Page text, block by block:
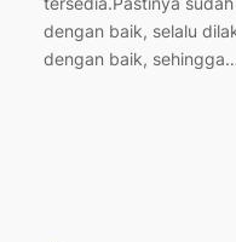
dengan baik, selalu
dengan baik,